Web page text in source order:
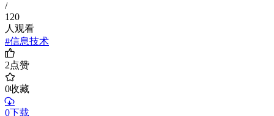
/
120
人观看
#信息技术
2点赞
0收藏
0下载